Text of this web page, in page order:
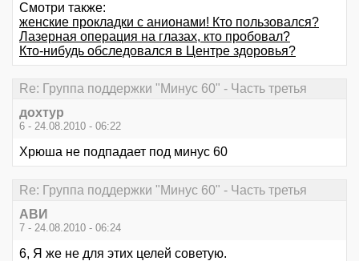
Смотри также:
женские прокладки с анионами! Кто пользовался?
Лазерная операция на глазах, кто пробовал?
Кто-нибудь обследовался в Центре здоровья?
Re: Группа поддержки "Минус 60" - Часть третья
дохтур
6 - 24.08.2010 - 06:22
Хрюша не подпадает под минус 60
Re: Группа поддержки "Минус 60" - Часть третья
АВИ
7 - 24.08.2010 - 06:24
6, Я же не для этих целей советую.